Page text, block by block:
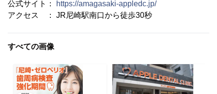
公式サイト：
https://amagasaki-appledc.jp/
アクセス ： JR尼崎駅南口から徒歩30秒
すべての画像